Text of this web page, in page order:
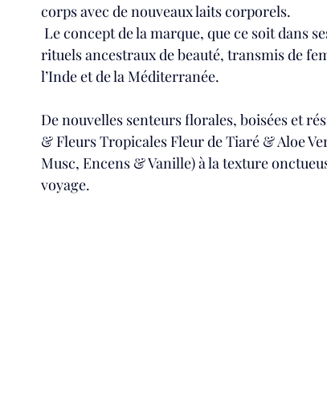
corps avec de nouveaux laits corporels.
Le concept de la marque, que ce soit dans
rituels ancestraux de beauté, transmis de
l’Inde et de la Méditerranée.
De nouvelles senteurs florales, boisées et
& Fleurs Tropicales Fleur de Tiaré & Aloe
Musc, Encens & Vanille) à la texture
voyage.